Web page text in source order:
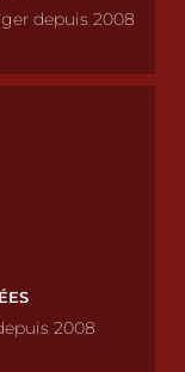
depuis 2008
2008